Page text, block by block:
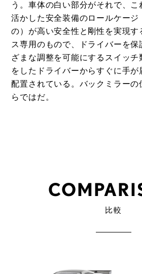
う。車体の白い部分がそれで、こ
活かした安全装備のロールケージ
の）が高い安全性と剛性を実現す
ス専用のもので、ドライバーを保
ざまな調整を可能にするスイッチ
をしたドライバーからすぐに手が
配置されている。バックミラーの
らではだ。
比較